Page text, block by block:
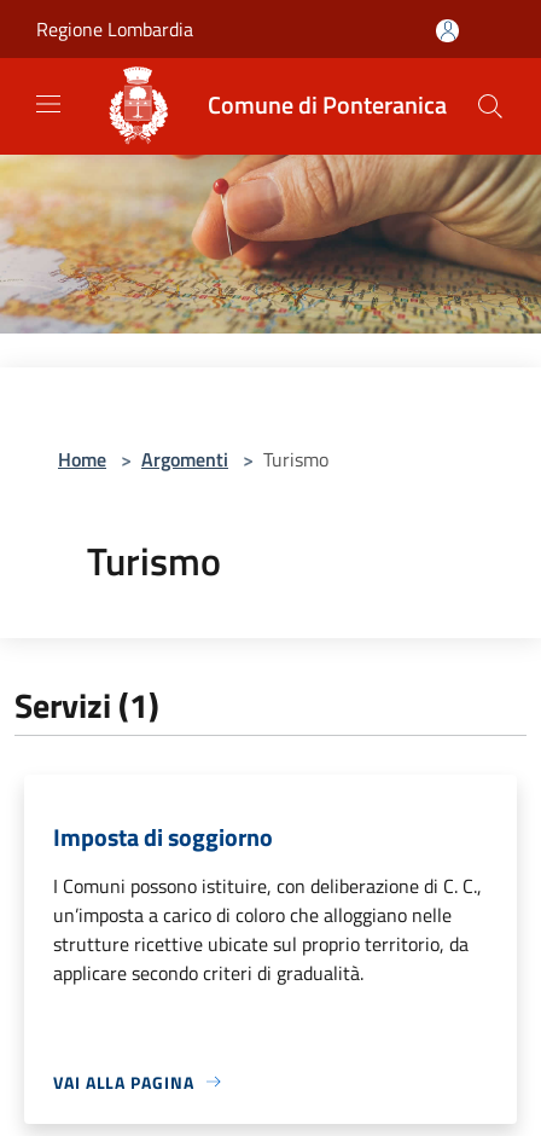
Regione Lombardia
Comune di Ponteranica
Home > Argomenti > Turismo
Turismo
Servizi (1)
Imposta di soggiorno
I Comuni possono istituire, con deliberazione di C. C.,
un’imposta a carico di coloro che alloggiano nelle
strutture ricettive ubicate sul proprio territorio, da
applicare secondo criteri di gradualità.
VAI ALLA PAGINA